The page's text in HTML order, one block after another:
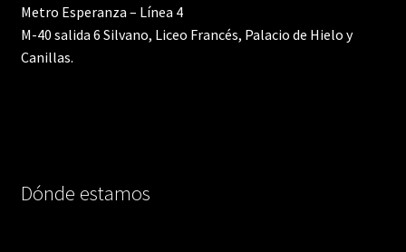
Metro Esperanza – Línea 4
M-40 salida 6 Silvano, Liceo Francés, Palacio de Hielo y
Canillas.
Dónde estamos